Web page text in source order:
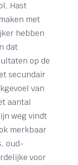
Hast
met
hebben
dat
op de
secundair
van
aantal
weg vindt
merkbaar
oud-
voor